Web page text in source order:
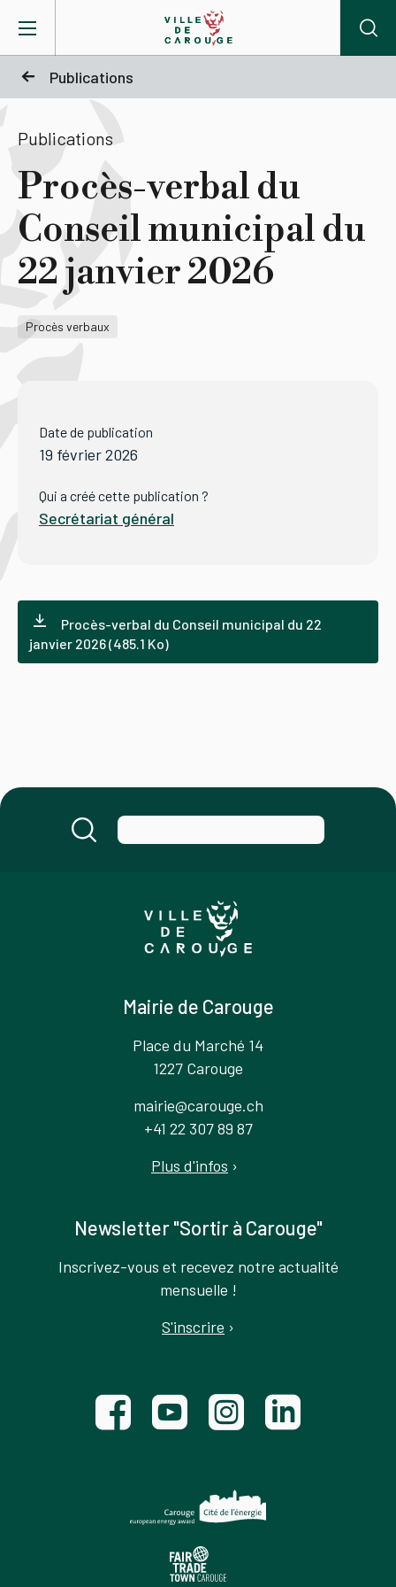
Publications
Mairie
Vie pratique
Actualités
Agenda
Tourisme
Démarches
CAROUGE SE CONSTRUIT
Publications
Procès-verbal du
Conseil municipal du
22 janvier 2026
Procès verbaux
Date de publication
19 février 2026
Qui a créé cette publication ?
Secrétariat général
Procès-verbal du Conseil municipal du 22
janvier 2026 (485.1 Ko)
Mairie de Carouge
Place du Marché 14
1227 Carouge
mairie@carouge.ch
+41 22 307 89 87
Plus d'infos ›
Newsletter "Sortir à Carouge"
Inscrivez-vous et recevez notre actualité
mensuelle !
S'inscrire ›